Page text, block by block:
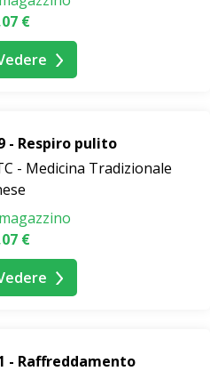
€
- Respiro pulito
- Medicina Tradizionale
€
- Raffreddamento